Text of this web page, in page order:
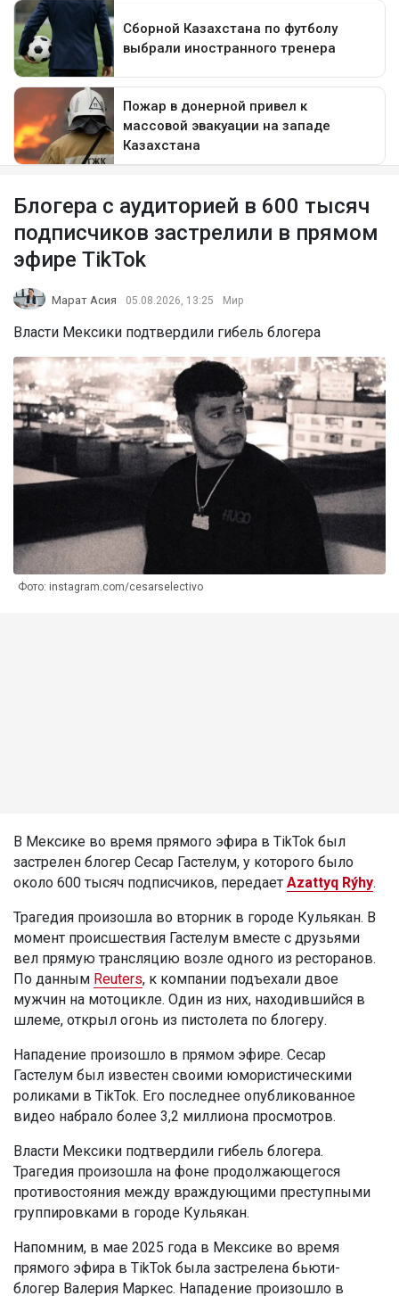
Блогера с аудиторией в 600 тысяч
подписчиков застрелили в прямом
эфире TikTok
Марат Асия 05.08.2026, 13:25 Мир
Власти Мексики подтвердили гибель блогера
Фото: instagram.com/cesarselectivo
В Мексике во время прямого эфира в TikTok был
застрелен блогер Сесар Гастелум, у которого было
около 600 тысяч подписчиков, передает Azattyq Rýhy.
Трагедия произошла во вторник в городе Кульякан. В
момент происшествия Гастелум вместе с друзьями
вел прямую трансляцию возле одного из ресторанов.
По данным Reuters, к компании подъехали двое
мужчин на мотоцикле. Один из них, находившийся в
шлеме, открыл огонь из пистолета по блогеру.
Нападение произошло в прямом эфире. Сесар
Гастелум был известен своими юмористическими
роликами в TikTok. Его последнее опубликованное
видео набрало более 3,2 миллиона просмотров.
Власти Мексики подтвердили гибель блогера.
Трагедия произошла на фоне продолжающегося
противостояния между враждующими преступными
группировками в городе Кульякан.
Напомним, в мае 2025 года в Мексике во время
прямого эфира в TikTok была застрелена бьюти-
блогер Валерия Маркес. Нападение произошло в